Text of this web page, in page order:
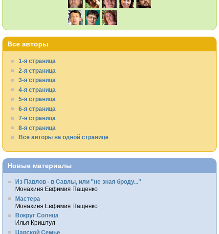
Все авторы
1-я страница
2-я страница
3-я страница
4-я страница
5-я страница
6-я страница
7-я страница
8-я страница
Все авторы на одной странице
Новые материалы
Из Павлов - в Савлы, или "не зная броду..."
Монахиня Евфимия Пащенко
Мастера
Монахиня Евфимия Пащенко
Вокруг Солнца
Илья Криштул
Царской Семье